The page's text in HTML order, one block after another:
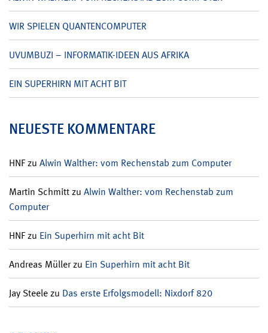
WIR SPIELEN QUANTENCOMPUTER
UVUMBUZI – INFORMATIK-IDEEN AUS AFRIKA
EIN SUPERHIRN MIT ACHT BIT
NEUESTE KOMMENTARE
HNFzu Alwin Walther: vom Rechenstab zum Computer
Martin Schmittzu Alwin Walther: vom Rechenstab zum
Computer
HNFzu Ein Superhirn mit acht Bit
Andreas Müllerzu Ein Superhirn mit acht Bit
Jay Steelezu Das erste Erfolgsmodell: Nixdorf 820